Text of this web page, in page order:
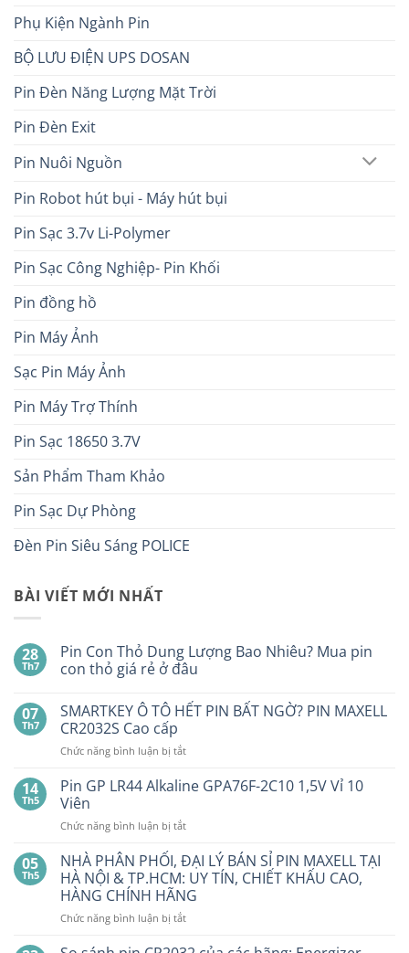
Phụ Kiện Ngành Pin
BỘ LƯU ĐIỆN UPS DOSAN
Pin Đèn Năng Lượng Mặt Trời
Pin Đèn Exit
Pin Nuôi Nguồn
Pin Robot hút bụi - Máy hút bụi
Pin Sạc 3.7v Li-Polymer
Pin Sạc Công Nghiệp- Pin Khối
Pin đồng hồ
Pin Máy Ảnh
Sạc Pin Máy Ảnh
Pin Máy Trợ Thính
Pin Sạc 18650 3.7V
Sản Phẩm Tham Khảo
Pin Sạc Dự Phòng
Đèn Pin Siêu Sáng POLICE
BÀI VIẾT MỚI NHẤT
28
Th7
Pin Con Thỏ Dung Lượng Bao Nhiêu? Mua pin
con thỏ giá rẻ ở đâu
bình
luận
ở
Pin
Con
Dung
Lượng
Bao
Nhiêu?
Mua
con
thỏ
giá
rẻ
ở
đâu
07
Th7
SMARTKEY Ô TÔ HẾT PIN BẤT NGỜ? PIN MAXELL
CR2032S Cao cấp
Chức năng bình luận bị tắtở
Ô
PIN
NGỜ?
PIN
MAXELL
CR2032S Cao
cấp
14
Th5
Pin GP LR44 Alkaline GPA76F-2C10 1,5V Vỉ 10
Viên
Chức năng bình luận bị tắtở
GP
LR44
Alkaline
GPA76F-
2C10
Vỉ
05
Th5
NHÀ PHÂN PHỐI, ĐẠI LÝ BÁN SỈ PIN MAXELL TẠI
HÀ NỘI & TP.HCM: UY TÍN, CHIẾT KHẤU CAO,
HÀNG CHÍNH HÃNG
Chức năng bình luận bị tắtở
PHÂN